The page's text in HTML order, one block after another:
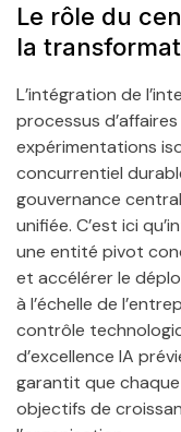
Le rôle du
la
L’intégration de
processus
expérimentations
concurrentiel
gouvernance
unifiée. C’est ici
une entité pivot
et accélérer le
à l’échelle de
contrôle
d’excellence IA
garantit que
objectifs de